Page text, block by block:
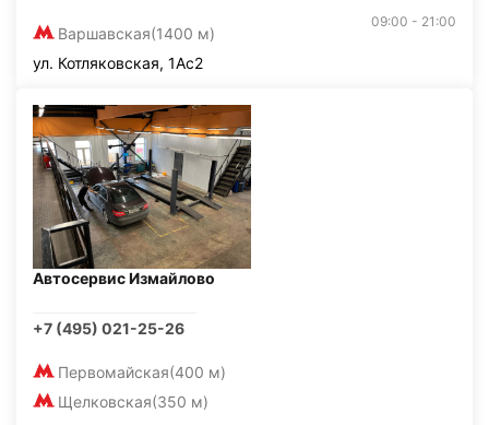
Варшавская(1400 м)
09:00 - 21:00
ул. Котляковская, 1Ас2
Автосервис Измайлово
+7 (495) 021-25-26
Первомайская(400 м)
Щелковская(350 м)